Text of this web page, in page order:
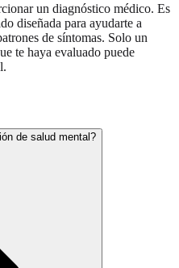
un diagnóstico médico. Es
diseñada para ayudarte a
de síntomas. Solo un
te haya evaluado puede
de salud mental?